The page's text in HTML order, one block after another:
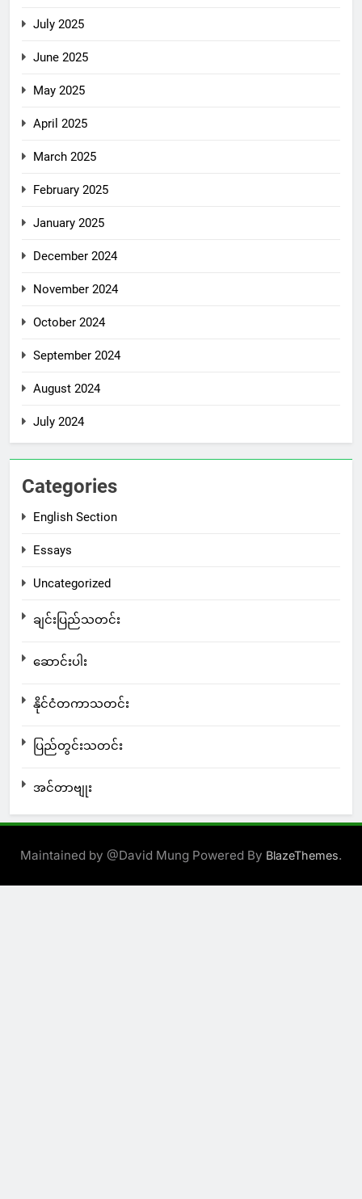
July 2025
June 2025
May 2025
April 2025
March 2025
February 2025
January 2025
December 2024
November 2024
October 2024
September 2024
August 2024
July 2024
Categories
English Section
Essays
Uncategorized
ချင်းပြည်သတင်း
ဆောင်းပါး
နိုင်ငံတကာသတင်း
ပြည်တွင်းသတင်း
အင်တာဗျုး
Maintained by @David Mung Powered By BlazeThemes.